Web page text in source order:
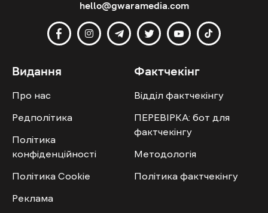
hello@gwaramedia.com
Видання
Про нас
Редполітика
Політика
конфіденційності
Політика Cookie
Реклама
Фактчекінг
Відділ фактчекінгу
ПЕРЕВІРКА: бот для
фактчекінгу
Методологія
Політика фактчекінгу